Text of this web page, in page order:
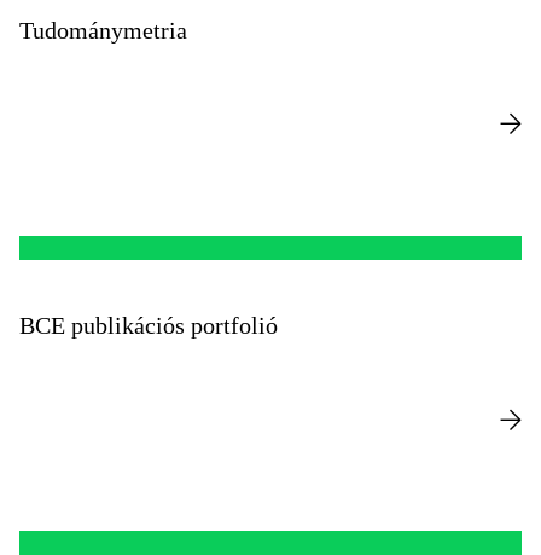
Tudománymetria
BCE publikációs portfolió